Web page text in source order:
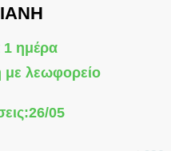
1 ημέρα
λεωφορείο
05